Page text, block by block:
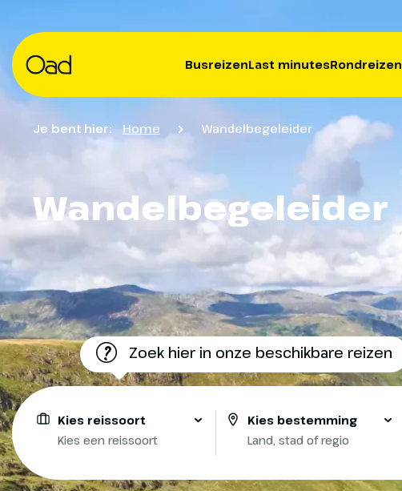
BusreizenLast minutesRondreizen
Wandelbegeleider
Je bent hier: Home Wandelbegeleider
? Zoek hier in onze beschikbare reizen
Kies reissoort
Kies een reissoort
Kies bestemming
Land, stad of regio